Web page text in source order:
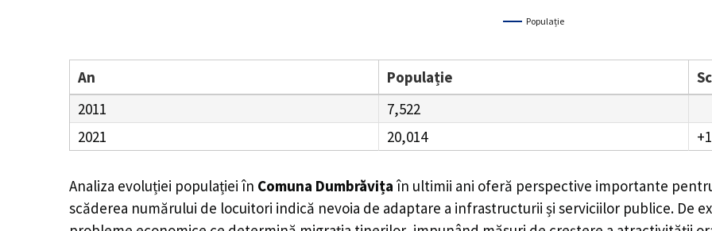
Populație
An Populație
2011
7,522
2021
20,014
Analiza evoluției populației în Comuna Dumbrăvița în ultimii ani oferă perspective importante
scăderea numărului de locuitori indică nevoia de adaptare a infrastructurii și serviciilor publice. De